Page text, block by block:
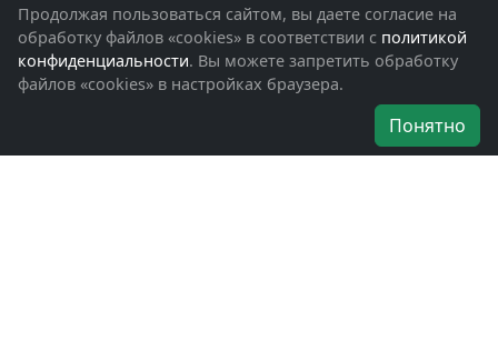
Фотоальбомы
Обращения граждан
Помощь участникам СВО и их семьям
Об организации
Наши награды
Продолжая пользоваться сайтом, вы даете согласие на
обработку файлов «cookies» в соответствии с политикой
конфиденциальности. Вы можете запретить обработку
файлов «cookies» в настройках браузера.
Понятно